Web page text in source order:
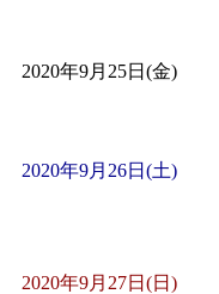
2020年9月25日(金)
2020年9月26日(土)
2020年9月27日(日)